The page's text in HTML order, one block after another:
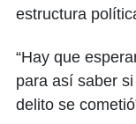
estructura
“Hay que
para así saber
delito se